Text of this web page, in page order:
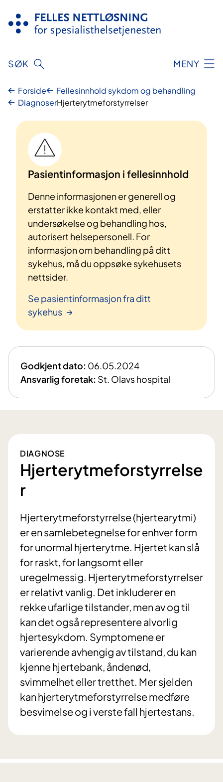
innhold
SØK MENY
Forside
Fellesinnhold sykdom og behandling
DiagnoserHjerterytmeforstyrrelser
Pasientinformasjon i fellesinnhold
Denne informasjonen er generell og
erstatter ikke kontakt med, eller
undersøkelse og behandling hos,
autorisert helsepersonell. For
informasjon om behandling på ditt
sykehus, må du oppsøke sykehusets
nettsider.
Se pasientinformasjon fra ditt
sykehus
Godkjent dato: 06.05.2024
Ansvarlig foretak: St. Olavs hospital
DIAGNOSE
Hjerterytmeforstyrrelse
r
Hjerterytmeforstyrrelse (hjertearytmi)
er en samlebetegnelse for enhver form
for unormal hjerterytme. Hjertet kan slå
for raskt, for langsomt eller
uregelmessig. Hjerterytmeforstyrrelser
er relativt vanlig. Det inkluderer en
rekke ufarlige tilstander, men av og til
kan det også representere alvorlig
hjertesykdom. Symptomene er
varierende avhengig av tilstand, du kan
kjenne hjertebank, åndenød,
svimmelhet eller tretthet. Mer sjelden
kan hjerterytmeforstyrrelse medføre
besvimelse og i verste fall hjertestans.